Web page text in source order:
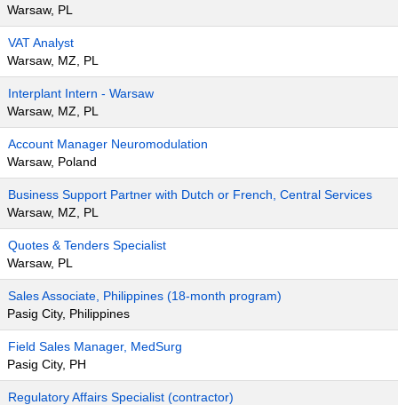
Warsaw, PL
VAT Analyst
Warsaw, MZ, PL
Interplant Intern - Warsaw
Warsaw, MZ, PL
Account Manager Neuromodulation
Warsaw, Poland
Business Support Partner with Dutch or French, Central Services
Warsaw, MZ, PL
Quotes & Tenders Specialist
Warsaw, PL
Sales Associate, Philippines (18-month program)
Pasig City, Philippines
Field Sales Manager, MedSurg
Pasig City, PH
Regulatory Affairs Specialist (contractor)